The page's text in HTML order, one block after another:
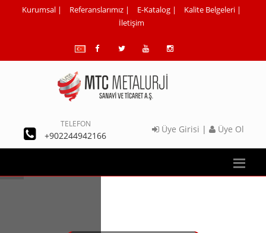
Kurumsal | Referanslarımız | E-Katalog | Kalite Belgeleri |
İletişim
TELEFON
+902244942166
Üye Girisi | Üye Ol